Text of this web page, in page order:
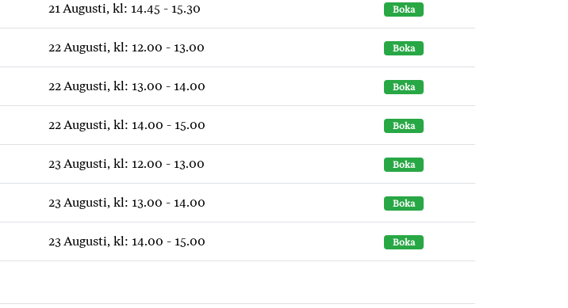
21 Augusti, kl: 14.45 - 15.30 Boka
22 Augusti, kl: 12.00 - 13.00 Boka
22 Augusti, kl: 13.00 - 14.00 Boka
22 Augusti, kl: 14.00 - 15.00 Boka
23 Augusti, kl: 12.00 - 13.00 Boka
23 Augusti, kl: 13.00 - 14.00 Boka
23 Augusti, kl: 14.00 - 15.00 Boka